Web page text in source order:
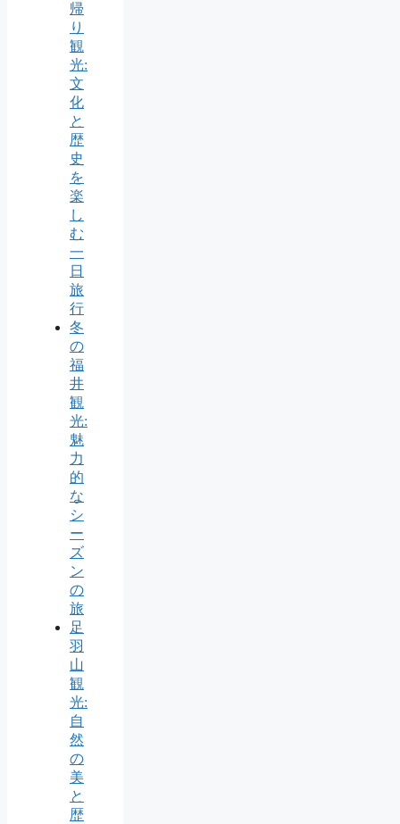
帰
り
観
光:
文
化
と
歴
史
を
楽
し
む
一
日
旅
行
冬
の
福
井
観
光:
魅
力
的
な
シ
ー
ズ
ン
の
旅
足
羽
山
観
光:
自
然
の
美
と
歴